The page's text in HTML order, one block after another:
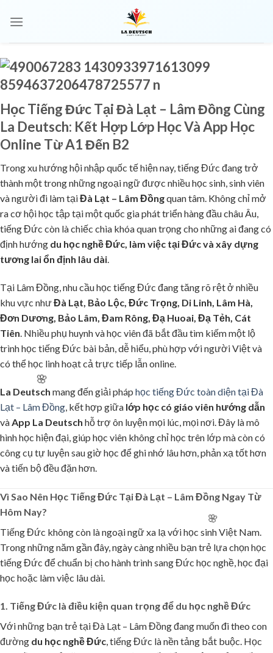
🌸
🧧
Học Tiếng Đức Tại Đà Lạt – Lâm Đồng Cùng
La Deutsch: Kết Hợp Lớp Học Và App Học
Online Từ A1 Đến B2
Trong xu hướng hội nhập quốc tế hiện nay, tiếng Đức đang trở
thành một trong những ngoại ngữ được nhiều học sinh, sinh viên
và người đi làm tạiĐà Lạt – Lâm Đồngquan tâm. Không chỉ mở
ra cơ hội học tập tại một quốc gia phát triển hàng đầu châu Âu,
tiếng Đức còn là chiếc chìa khóa quan trọng cho những ai đang có
định hướng du học nghề Đức, làm việc tại Đức và xây dựng
tương lai ổn định lâu dài.
Tại Lâm Đồng, nhu cầu học tiếng Đức đang tăng rõ rệt ở nhiều
khu vực nhưĐà Lạt, Bảo Lộc, Đức Trọng, Di Linh, Lâm Hà,
Đơn Dương, Bảo Lâm, Đam Rông, Đạ Huoai, Đạ Tẻh, Cát
Tiên. Nhiều phụ huynh và học viên đã bắt đầu tìm kiếm một lộ
trình học tiếng Đức bài bản, dễ hiểu, phù hợp với người Việt và
có thể học linh hoạt cả trực tiếp lẫn online.
La Deutsch mang đến giải pháp học tiếng Đức toàn diện tại Đà
Lạt – Lâm Đồng, kết hợp giữa lớp học có giáo viên hướng dẫn
vàApp La Deutsch hỗ trợ ôn luyện mọi lúc, mọi nơi. Đây là mô
hình học hiện đại, giúp học viên không chỉ học trên lớp mà còn có
công cụ tự luyện sau giờ học để ghi nhớ lâu hơn, phản xạ tốt hơn
và tiến bộ đều đặn hơn.
Vì Sao Nên Học Tiếng Đức Tại Đà Lạt – Lâm Đồng Ngay Từ
Hôm Nay?
Tiếng Đức không còn là ngoại ngữ xa lạ với học sinh Việt Nam.
Trong những năm gần đây, ngày càng nhiều bạn trẻ lựa chọn học
tiếng Đức để chuẩn bị cho hành trình sang Đức học nghề, học đại
học hoặc làm việc lâu dài.
1. Tiếng Đức là điều kiện quan trọng để du học nghề Đức
Với những bạn trẻ tại Đà Lạt – Lâm Đồng đang muốn đi theo con
đường du học nghề Đức , tiếng Đức là nền tảng bắt buộc. Học